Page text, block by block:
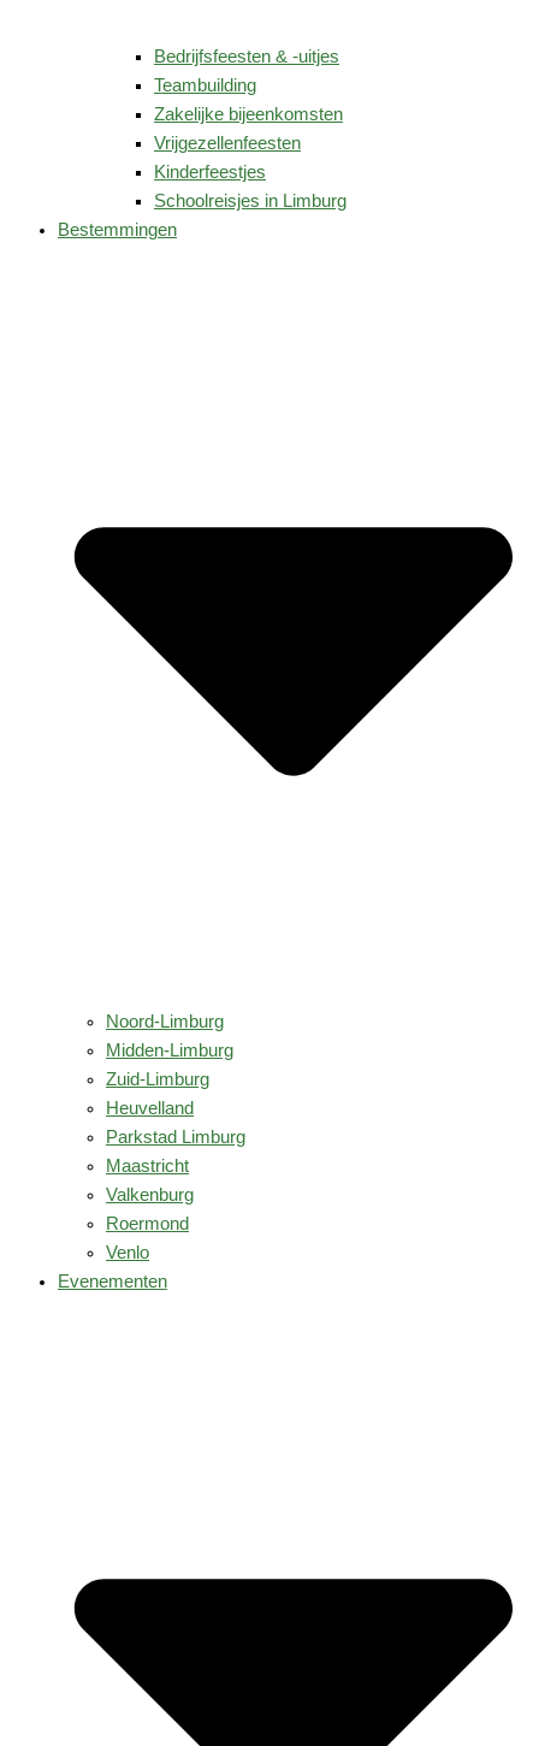
Bedrijfsfeesten & -uitjes
Teambuilding
Zakelijke bijeenkomsten
Vrijgezellenfeesten
Kinderfeestjes
Schoolreisjes in Limburg
Bestemmingen
Noord-Limburg
Midden-Limburg
Zuid-Limburg
Heuvelland
Parkstad Limburg
Maastricht
Valkenburg
Roermond
Venlo
Evenementen